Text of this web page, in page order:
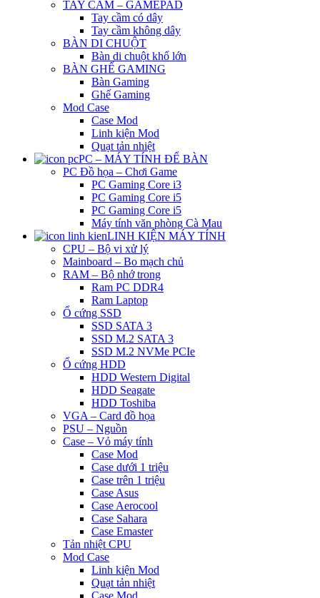
TAY CẦM – GAMEPAD
Tay cầm có dây
Tay cầm không dây
BÀN DI CHUỘT
Bàn di chuột khổ lớn
BÀN GHẾ GAMING
Bàn Gaming
Ghế Gaming
Mod Case
Case Mod
Linh kiện Mod
Quạt tản nhiệt
PC – MÁY TÍNH ĐỂ BÀN
PC Đồ họa – Chơi Game
PC Gaming Core i3
PC Gaming Core i5
PC Gaming Core i5
Máy tính văn phòng Cà Mau
LINH KIỆN MÁY TÍNH
CPU – Bộ vi xử lý
Mainboard – Bo mạch chủ
RAM – Bộ nhớ trong
Ram PC DDR4
Ram Laptop
Ổ cứng SSD
SSD SATA 3
SSD M.2 SATA 3
SSD M.2 NVMe PCIe
Ổ cứng HDD
HDD Western Digital
HDD Seagate
HDD Toshiba
VGA – Card đồ họa
PSU – Nguồn
Case – Vỏ máy tính
Case Mod
Case dưới 1 triệu
Case trên 1 triệu
Case Asus
Case Aerocool
Case Sahara
Case Emaster
Tản nhiệt CPU
Mod Case
Linh kiện Mod
Quạt tản nhiệt
Case Mod